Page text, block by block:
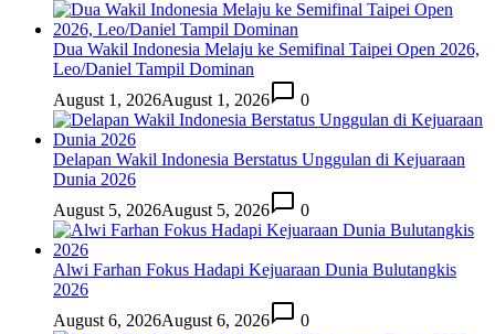
Dua Wakil Indonesia Melaju ke Semifinal Taipei Open 2026,
Leo/Daniel Tampil Dominan
August 1, 2026August 1, 2026 0
Delapan Wakil Indonesia Berstatus Unggulan di Kejuaraan
Dunia 2026
August 5, 2026August 5, 2026 0
Alwi Farhan Fokus Hadapi Kejuaraan Dunia Bulutangkis
2026
August 6, 2026August 6, 2026 0